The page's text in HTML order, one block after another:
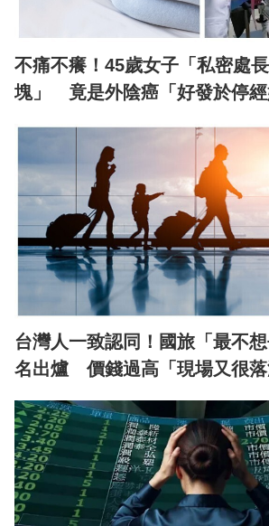
不痛不癢！45歲女子「私密處
塊」 竟是外陰癌「好發於停經
台灣人一致認同！國旅「最不
名出爐 價錢過高「現場又很